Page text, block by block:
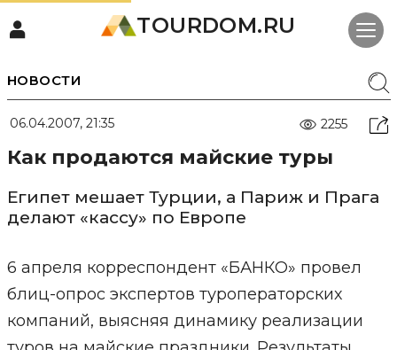
TOURDOM.RU
НОВОСТИ
06.04.2007, 21:35 2255
Как продаются майские туры
Египет мешает Турции, а Париж и Прага
делают «кассу» по Европе
6 апреля корреспондент «БАНКО» провел
блиц-опрос экспертов туроператорских
компаний, выясняя динамику реализации